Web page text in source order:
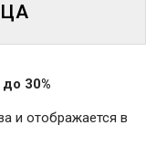
30%
и отображается в